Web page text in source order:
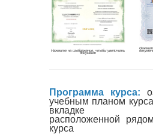
Программа курса:
учебным планом
вкладке
расположенной
курса